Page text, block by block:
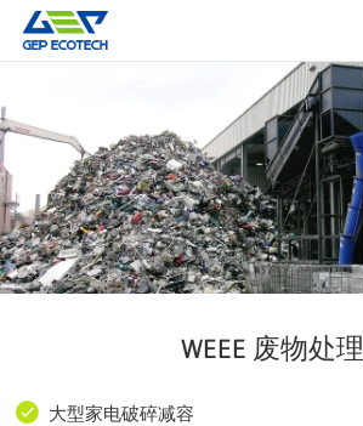
应用领域
关于我们
联系我们
WEEE 废物处理
大型家电破碎减容